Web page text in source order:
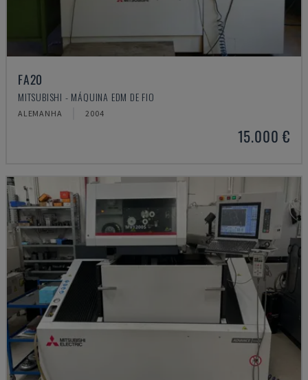
FA20
MITSUBISHI - MÁQUINA EDM DE FIO
ALEMANHA 2004
15.000 €